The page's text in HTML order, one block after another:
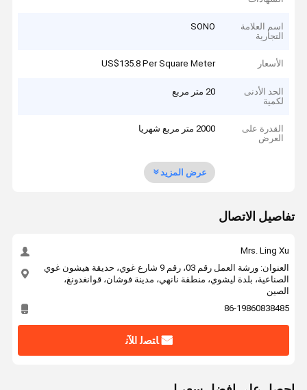
اسم العلامة
التجارية
SONO
الأسعار US$135.8 Per Square Meter
الحد الأدنى
لكمية
20 متر مربع
القدرة على
العرض
2000 متر مربع شهريا
عرض المزيد
تفاصيل الاتصال
Mrs. Ling Xu
العنوان: ورشة العمل رقم 03، رقم 9 شارع غوي، حديقة هيشون غوي
الصناعية، بلدة ليشوي، منطقة نانهي، مدينة فوشان، قوانغدونغ،
الصين
86-19860838485
ﺎﺘﺼﻟ ﺍﻶﻧ